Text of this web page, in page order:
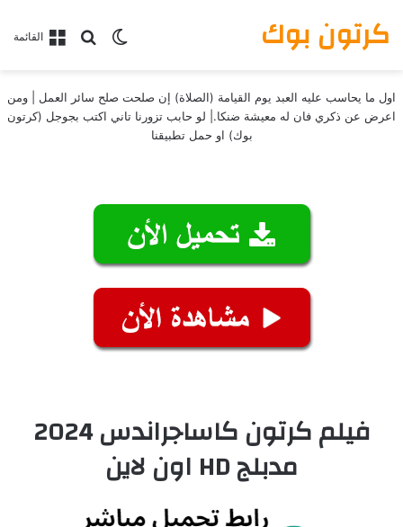
القائمةبحث عن
الوضع المظلم كرتون بوك
اول ما يحاسب عليه العبد يوم القيامة (الصلاة) إن صلحت صلح سائر العمل | ومن
اعرض عن ذكري فان له معيشة ضنكا.| لو حابب تزورنا تاني اكتب بجوجل (كرتون
بوك) او حمل تطبيقنا
فيلم كرتون كاساجراندس 2024
مدبلج HD اون لاين